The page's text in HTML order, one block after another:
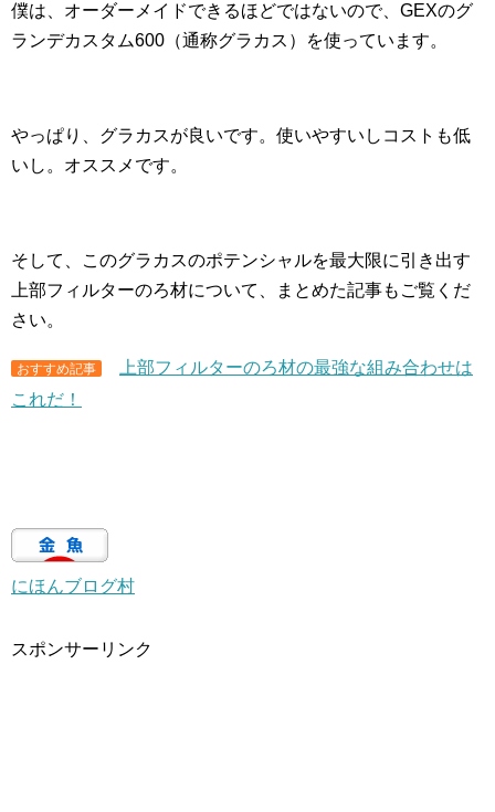
僕は、オーダーメイドできるほどではないので、GEXのグ
ランデカスタム600（通称グラカス）を使っています。
やっぱり、グラカスが良いです。使いやすいしコストも低
いし。オススメです。
そして、このグラカスのポテンシャルを最大限に引き出す
上部フィルターのろ材について、まとめた記事もご覧くだ
さい。
おすすめ記事
上部フィルターのろ材の最強な組み合わせは
これだ！
にほんブログ村
スポンサーリンク